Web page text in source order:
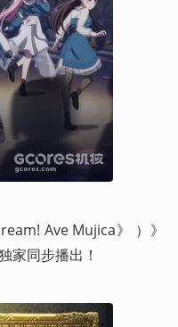
Ave Mujica》 ）》
家同步播出！